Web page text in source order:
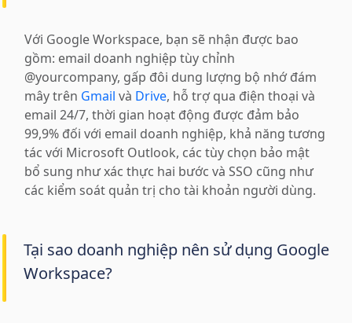
Với Google Workspace, bạn sẽ nhận được bao
gồm: email doanh nghiệp tùy chỉnh
@yourcompany, gấp đôi dung lượng bộ nhớ đám
mây trên Gmail và Drive, hỗ trợ qua điện thoại và
email 24/7, thời gian hoạt động được đảm bảo
99,9% đối với email doanh nghiệp, khả năng tương
tác với Microsoft Outlook, các tùy chọn bảo mật
bổ sung như xác thực hai bước và SSO cũng như
các kiểm soát quản trị cho tài khoản người dùng.
Tại sao doanh nghiệp nên sử dụng Google
Workspace?